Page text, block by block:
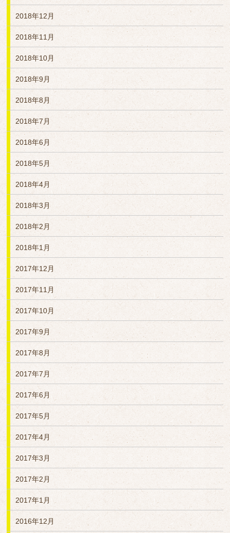
2018年12月
2018年11月
2018年10月
2018年9月
2018年8月
2018年7月
2018年6月
2018年5月
2018年4月
2018年3月
2018年2月
2018年1月
2017年12月
2017年11月
2017年10月
2017年9月
2017年8月
2017年7月
2017年6月
2017年5月
2017年4月
2017年3月
2017年2月
2017年1月
2016年12月